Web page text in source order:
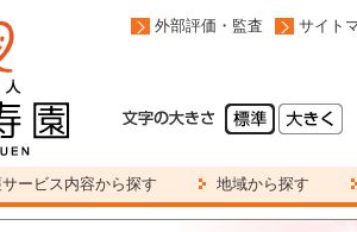
外部評価・監査 サイト
ービス内容から探す 地域から探す